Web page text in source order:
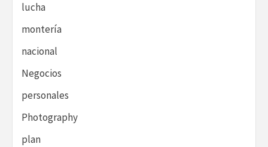
lucha
montería
nacional
Negocios
personales
Photography
plan